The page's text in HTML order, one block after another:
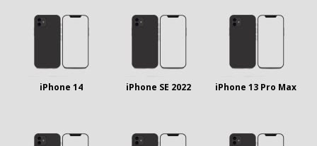
iPhone 14 iPhone SE 2022 iPhone 13 Pro Max